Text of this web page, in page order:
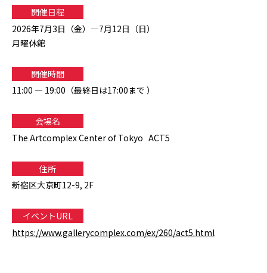
開催日程
2026年7月3日（金）—7月12日（日）
月曜休館
開催時間
11:00 — 19:00（最終日は17:00まで ）
会場名
The Artcomplex Center of Tokyo ACT5
住所
新宿区大京町12-9, 2F
イベントURL
https://www.gallerycomplex.com/ex/260/act5.html